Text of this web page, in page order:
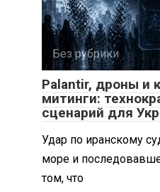
Без рубрики
Palantir, дроны и
митинги:
сценарий для
Удар по иранскому
море и
том, что